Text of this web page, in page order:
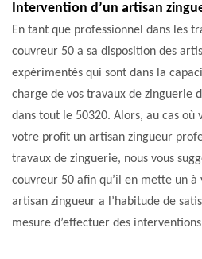
Intervention d’un artisan
En tant que professionnel dans les
couvreur 50 a sa disposition des
expérimentés qui sont dans la
charge de vos travaux de zinguerie
dans tout le 50320. Alors, au cas où
votre profit un artisan zingueur
travaux de zinguerie, nous vous
couvreur 50 afin qu’il en mette un
artisan zingueur a l’habitude de
mesure d’effectuer des